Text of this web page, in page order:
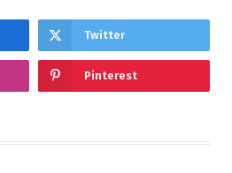
Twitter
Pinterest